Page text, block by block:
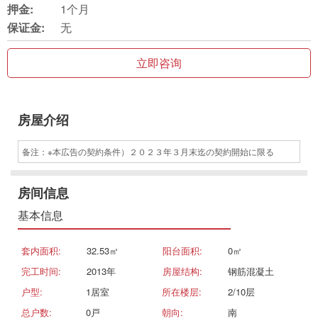
押金:
1个月
保证金:
无
立即咨询
房屋介绍
备注：※本広告の契約条件）２０２３年３月末迄の契約開始に限る
房间信息
基本信息
套内面积: 32.53㎡ 阳台面积:
0㎡
完工时间:
2013年 房屋结构:
钢筋混凝土
户型:
1居室 所在楼层:
2/10层
总户数:
0戸 朝向:
南